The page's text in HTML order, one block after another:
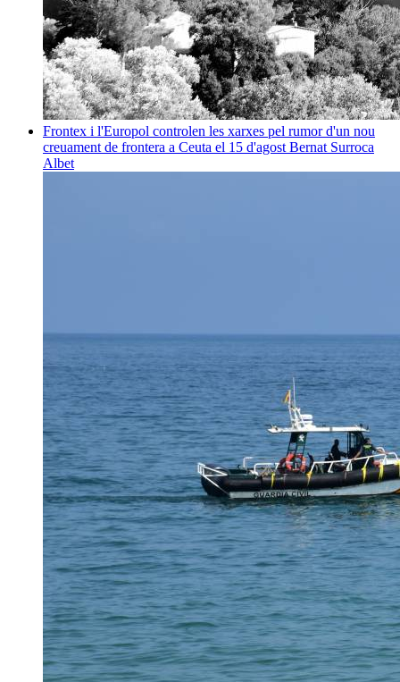
Frontex i l'Europol controlen les xarxes pel rumor d'un nou
creuament de frontera a Ceuta el 15 d'agost Bernat Surroca
Albet